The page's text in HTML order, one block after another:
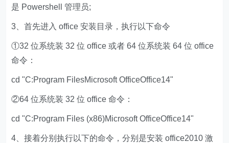
是 Powershell 管理员;
3、首先进入 office 安装目录，执行以下命令
①32 位系统装 32 位 office 或者 64 位系统装 64 位 office
命令：
cd "C:Program FilesMicrosoft OfficeOffice14"
②64 位系统装 32 位 office 命令：
cd "C:Program Files (x86)Microsoft OfficeOffice14"
4、接着分别执行以下的命令，分别是安装 office2010 激